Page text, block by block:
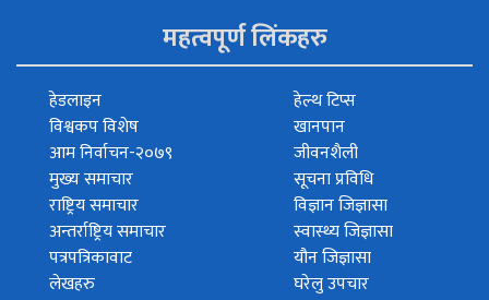
महत्वपूर्ण लिंकहरु
हेडलाइन
विश्वकप विशेष
आम निर्वाचन-२०७९
मुख्य समाचार
राष्ट्रिय समाचार
अन्तर्राष्ट्रिय समाचार
पत्रपत्रिकावाट
लेखहरु
हेल्थ टिप्स
खानपान
जीवनशैली
सूचना प्रविधि
विज्ञान जिज्ञासा
स्वास्थ्य जिज्ञासा
यौन जिज्ञासा
घरेलु उपचार